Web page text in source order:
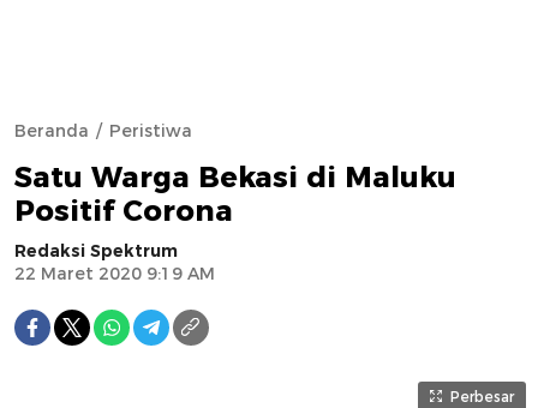
Beranda Peristiwa
Satu Warga Bekasi di Maluku
Positif Corona
Redaksi Spektrum
22 Maret 2020 9:19 AM
Perbesar